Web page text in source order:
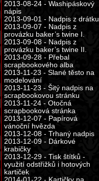
2013-08-24 - Washipáskový
nápis
2013-09-01 - Nadpis z drátku
2013-09-07 - Nadpis z
provázku baker’s twine I.
2013-09-08 - Nadpis z
provázku baker’s twine II.
2013-09-28 - Přebal
scrapbookového alba
2013-11-23 - Slané těsto na
modelování
2013-11-23 - Šitý nadpis na
scrapbookovou stránku
2013-11-24 - Otočná
scrapbooková stránka
2013-12-07 - Papírová
vánoční hvězda
2013-12-08 - Trhaný nadpis
2013-12-09 - Dárkové
krabičky
2013-12-29 - Tisk štítků -
využití odstřižků i hotových
kartiček